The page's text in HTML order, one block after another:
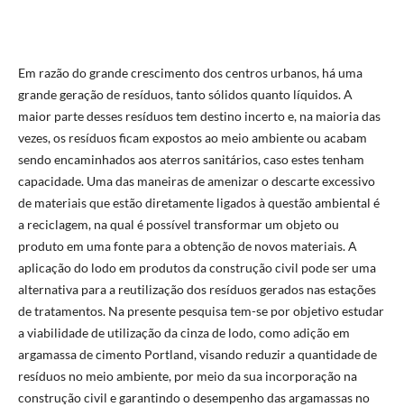
Em razão do grande crescimento dos centros urbanos, há uma
grande geração de resíduos, tanto sólidos quanto líquidos. A
maior parte desses resíduos tem destino incerto e, na maioria das
vezes, os resíduos ficam expostos ao meio ambiente ou acabam
sendo encaminhados aos aterros sanitários, caso estes tenham
capacidade. Uma das maneiras de amenizar o descarte excessivo
de materiais que estão diretamente ligados à questão ambiental é
a reciclagem, na qual é possível transformar um objeto ou
produto em uma fonte para a obtenção de novos materiais. A
aplicação do lodo em produtos da construção civil pode ser uma
alternativa para a reutilização dos resíduos gerados nas estações
de tratamentos. Na presente pesquisa tem-se por objetivo estudar
a viabilidade de utilização da cinza de lodo, como adição em
argamassa de cimento Portland, visando reduzir a quantidade de
resíduos no meio ambiente, por meio da sua incorporação na
construção civil e garantindo o desempenho das argamassas no